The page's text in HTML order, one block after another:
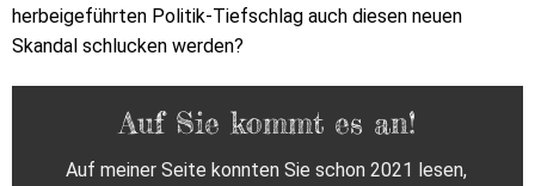
herbeigeführten Politik-Tiefschlag auch diesen neuen
Skandal schlucken werden?
Auf Sie kommt es an!
Auf meiner Seite konnten Sie schon 2021 lesen,